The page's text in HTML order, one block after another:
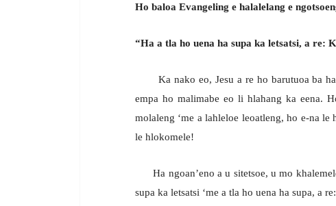
Ho baloa Evangeling e halalelang e
“Ha a tla ho uena ha supa ka letsatsi, a re:
Ka nako eo, Jesu a re ho barutuoa ba
empa ho malimabe eo li hlahang ka eena.
molaleng ‘me a lahleloe leoatleng, ho e-na
le hlokomele!
Ha ngoan’eno a u sitetsoe, u mo
supa ka letsatsi ‘me a tla ho uena ha supa, a